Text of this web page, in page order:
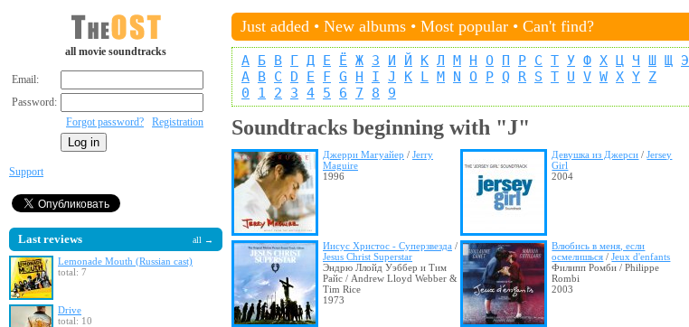
all movie soundtracks
Email:
Password:
Forgot password?
Registration
Support
Last reviews all →
Lemonade Mouth (Russian cast)
total: 7
Drive
total: 10
Just added • New albums • Most popular • Can't find?
А Б В Г Д Е Ё Ж З И Й К Л М Н О П Р С Т У Ф Х Ц Ч Ш Щ Э
A B C D E F G H I J K L M N O P Q R S T U V W X Y Z
0
1 2 3 4 5 6 7 8 9
Soundtracks beginning with "J"
Джерри Магуайер / Jerry
Maguire
1996
Девушка из Джерси /Jersey
Girl
2004
Иисус Христос - Cуперзвезда /
Jesus Christ Superstar
Эндрю Ллойд Уэббер и Тим
Райс / Andrew Lloyd Webber &
Tim Rice
1973
Влюбись в меня, если
осмелишься /Jeux d'enfants
Филипп Ромби / Philippe
Rombi
2003